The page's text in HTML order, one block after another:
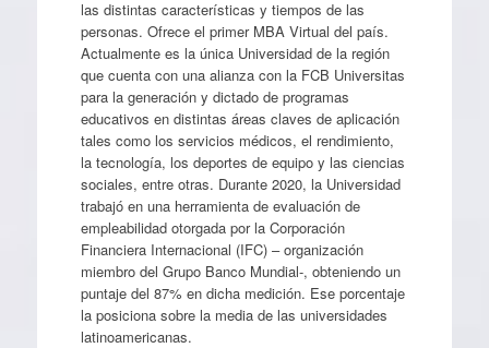
las distintas características y tiempos de las
personas. Ofrece el primer MBA Virtual del país.
Actualmente es la única Universidad de la región
que cuenta con una alianza con la FCB Universitas
para la generación y dictado de programas
educativos en distintas áreas claves de aplicación
tales como los servicios médicos, el rendimiento,
la tecnología, los deportes de equipo y las ciencias
sociales, entre otras. Durante 2020, la Universidad
trabajó en una herramienta de evaluación de
empleabilidad otorgada por la Corporación
Financiera Internacional (IFC) – organización
miembro del Grupo Banco Mundial-, obteniendo un
puntaje del 87% en dicha medición. Ese porcentaje
la posiciona sobre la media de las universidades
latinoamericanas.